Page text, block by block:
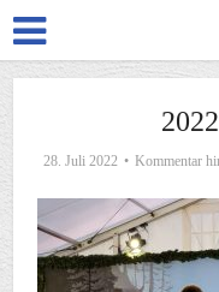
28. Juli 2022 Kommentar